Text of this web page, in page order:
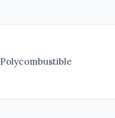
Polycombustible